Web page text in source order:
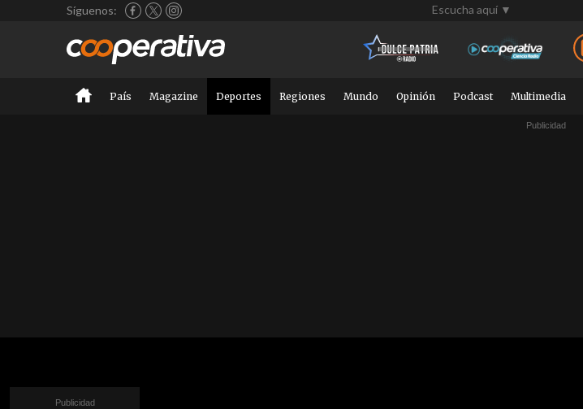
Síguenos: Escucha aquí ▼
País Magazine Deportes Regiones Mundo Opinión Podcast Multimedia